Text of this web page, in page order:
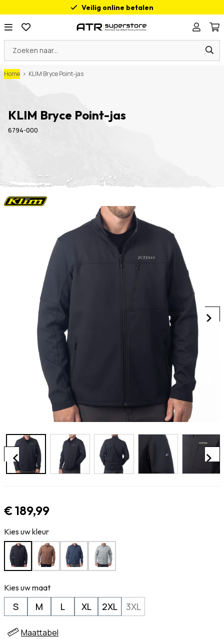
Veilig online betalen
Advies op maat
Home > KLIM Bryce Point-jas
KLIM Bryce Point-jas
6794-000
€ 189,99
Kies uw kleur
Kies uw maat
S M L XL 2XL 3XL
Maattabel